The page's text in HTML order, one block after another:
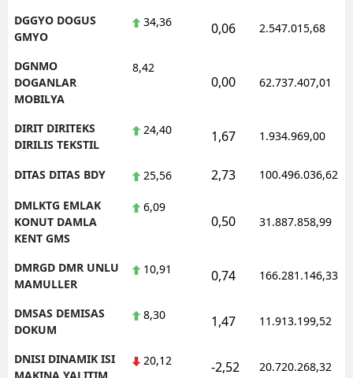
DGGYO DOGUS
GMYO
34,36 0,06 2.547.015,68
DGNMO
DOGANLAR
MOBILYA
8,42
0,00 62.737.407,01
DIRIT DIRITEKS
DIRILIS TEKSTIL
24,40 1,67 1.934.969,00
DITAS DITAS BDY 25,56 2,73 100.496.036,62
DMLKTG EMLAK
KONUT DAMLA
KENT GMS
6,09
0,50 31.887.858,99
DMRGD DMR UNLU
MAMULLER
10,91 0,74 166.281.146,33
DMSAS DEMISAS
DOKUM
8,30 1,47 11.913.199,52
DNISI DINAMIK ISI
20,12 -2,52 20.720.268,32